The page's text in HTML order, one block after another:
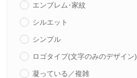
エンブレム･家紋
シルエット
シンプル
ロゴタイプ(文字のみのデザイン)
凝っている／複雑